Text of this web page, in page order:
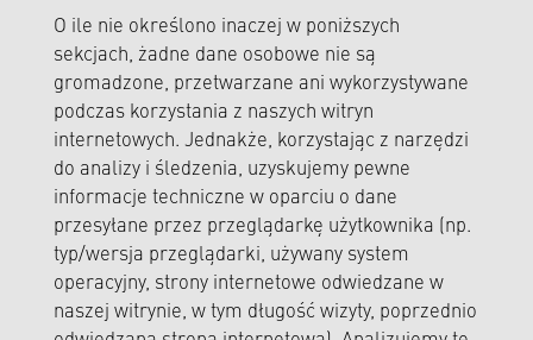
O ile nie określono inaczej w poniższych
sekcjach, żadne dane osobowe nie są
gromadzone, przetwarzane ani wykorzystywane
podczas korzystania z naszych witryn
internetowych. Jednakże, korzystając z narzędzi
do analizy i śledzenia, uzyskujemy pewne
informacje techniczne w oparciu o dane
przesyłane przez przeglądarkę użytkownika (np.
typ/wersja przeglądarki, używany system
operacyjny, strony internetowe odwiedzane w
naszej witrynie, w tym długość wizyty, poprzednio